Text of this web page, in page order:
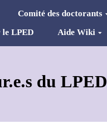
Comité des doctorants
LPED
Aide Wiki
du LPED